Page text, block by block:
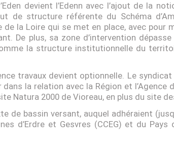
devient l’Edenn avec l’ajout de la
de structure référente du Schéma
de la Loire qui se met en place, avec pour
De plus, sa zone d’intervention
la structure institutionnelle du
travaux devient optionnelle. Le
la relation avec la Région et l’Agence
Natura 2000 de Vioreau, en plus du site
de bassin versant, auquel adhéraient
d’Erdre et Gesvres (CCEG) et du Pays